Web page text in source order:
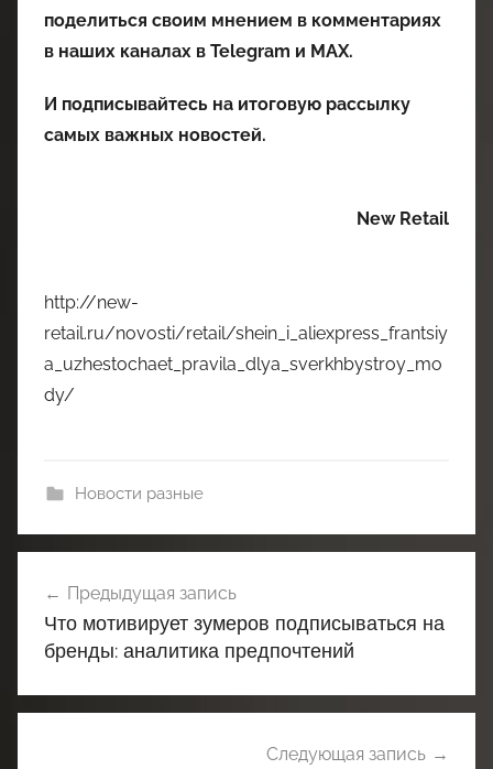
поделиться своим мнением в комментариях
в наших каналах в Telegram и MAX.
И подписывайтесь на итоговую рассылку
самых важных новостей.
New Retail
http://new-
retail.ru/novosti/retail/shein_i_aliexpress_frantsiy
a_uzhestochaet_pravila_dlya_sverkhbystroy_mo
dy/
Новости разные
по
записям
Предыдущая запись
Что мотивирует зумеров подписываться на
бренды: аналитика предпочтений
Следующая запись